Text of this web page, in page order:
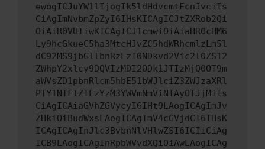
ewogICJuYW1lIjogIk5ldHdvcmtFcnJvciIs
CiAgImNvbmZpZyI6IHsKICAgICJtZXRob2Qi
OiAiR0VUIiwKICAgICJ1cmwiOiAiaHR0cHM6
Ly9hcGkueC5ha3MtcHJvZC5hdWRhcmlzLm5l
dC92MS9jbGllbnRzLzI0NDkvd2Vic2l0ZS12
ZWhpY2xlcy9DQVIzMDI2ODk1JTIzMjQ0OT9m
aWVsZD1pbnRlcm5hbE51bWJlciZ3ZWJzaXRl
PTY1NTFlZTEzYzM3YWVmNmViNTAyOTJjMiIs
CiAgICAiaGVhZGVycyI6IHt9LAogICAgImJv
ZHkiOiBudWxsLAogICAgImV4cGVjdCI6IHsK
ICAgICAgInJlc3BvbnNlVHlwZSI6ICIiCiAg
ICB9LAogICAgInRpbWVvdXQiOiAwLAogICAg